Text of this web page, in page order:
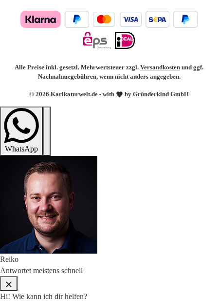
© 2026 Karikaturwelt.de - with by Gründerkind GmbH
Alle Preise inkl. gesetzl. Mehrwertsteuer zzgl. Versandkosten und ggf.
Nachnahmegebühren, wenn nicht anders angegeben.
WhatsApp
Reiko
Antwortet meistens schnell
Hi! Wie kann ich dir helfen?